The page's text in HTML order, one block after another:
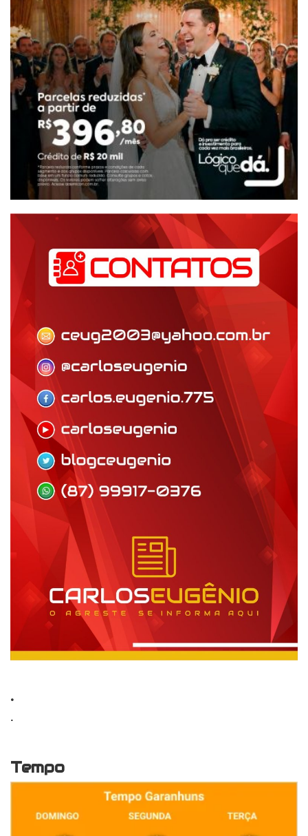
.
.
Tempo